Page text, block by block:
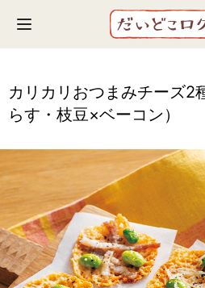
Toggle navigation
カリカリおつまみチーズ2
らす・枝豆×ベーコン）